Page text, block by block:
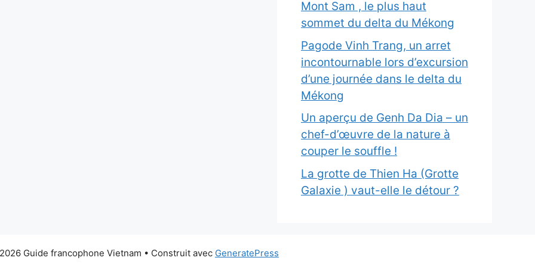
Mont Sam , le plus haut
sommet du delta du Mékong
Pagode Vinh Trang, un arret
incontournable lors d’excursion
d’une journée dans le delta du
Mékong
Un aperçu de Genh Da Dia – un
chef-d’œuvre de la nature à
couper le souffle !
La grotte de Thien Ha (Grotte
Galaxie ) vaut-elle le détour ?
Guide francophone Vietnam • Construit avec GeneratePress